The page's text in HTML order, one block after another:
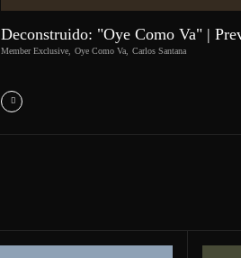
Deconstruido: "Oye Como Va" |
Member Exclusive Oye Como Va Carlos Santana